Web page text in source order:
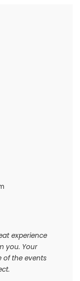
experience
you. Your
of the events